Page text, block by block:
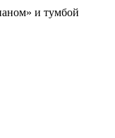
и тумбой